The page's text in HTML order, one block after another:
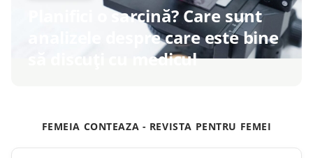
Planifici o sarcină? Care sunt
analizele despre care este bine
să discuți cu medicul
FEMEIA CONTEAZA - REVISTA PENTRU FEMEI